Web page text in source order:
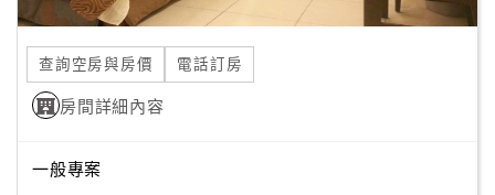
訂
單
管
理
查詢空房與房價 電話訂房
房間詳細內容
一般專案